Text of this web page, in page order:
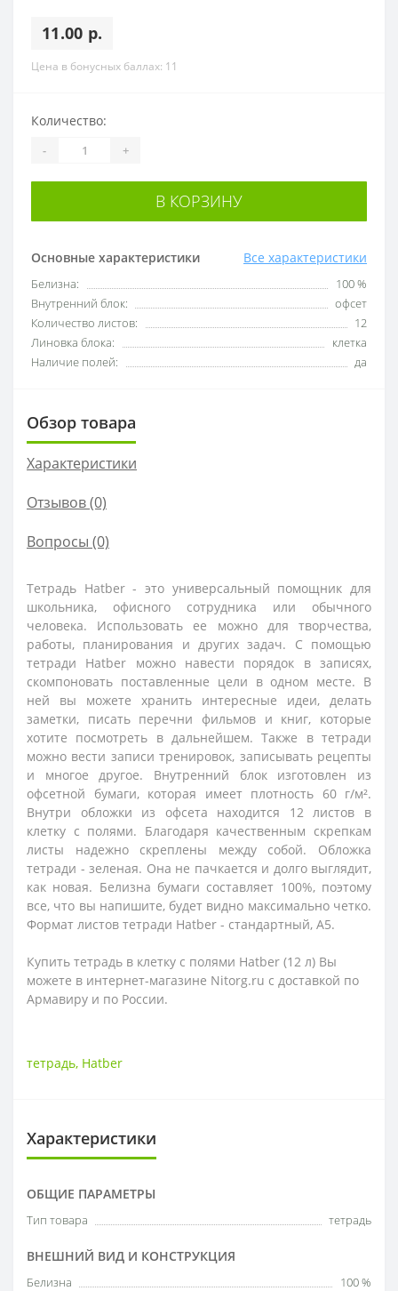
11.00 р.
Цена в бонусных баллах: 11
Основные характеристики Все характеристики
Белизна:
100 %
Внутренний блок:
офсет
Количество листов:
12
Линовка блока:
клетка
Наличие полей:
да
Количество:
- +
В КОРЗИНУ
Обзор товара
Характеристики
Отзывов (0)
Вопросы (0)
Тетрадь Hatber - это универсальный помощник для
школьника, офисного сотрудника или обычного
человека. Использовать ее можно для творчества,
работы, планирования и других задач. С помощью
тетради Hatber можно навести порядок в записях,
скомпоновать поставленные цели в одном месте. В
ней вы можете хранить интересные идеи, делать
заметки, писать перечни фильмов и книг, которые
хотите посмотреть в дальнейшем. Также в тетради
можно вести записи тренировок, записывать рецепты
и многое другое. Внутренний блок изготовлен из
офсетной бумаги, которая имеет плотность 60 г/м².
Внутри обложки из офсета находится 12 листов в
клетку с полями. Благодаря качественным скрепкам
листы надежно скреплены между собой. Обложка
тетради - зеленая. Она не пачкается и долго выглядит,
как новая. Белизна бумаги составляет 100%, поэтому
все, что вы напишите, будет видно максимально четко.
Формат листов тетради Hatber - стандартный, А5.
Купить тетрадь в клетку с полями Hatber (12 л) Вы
можете в интернет-магазине Nitorg.ru с доставкой по
Армавиру и по России.
тетрадь, Hatber
Характеристики
ОБЩИЕ ПАРАМЕТРЫ
Тип товара тетрадь
ВНЕШНИЙ ВИД И КОНСТРУКЦИЯ
Белизна
100 %